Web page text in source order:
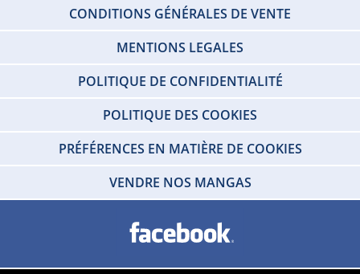
CONDITIONS GÉNÉRALES DE VENTE
MENTIONS LEGALES
POLITIQUE DE CONFIDENTIALITÉ
POLITIQUE DES COOKIES
PRÉFÉRENCES EN MATIÈRE DE COOKIES
VENDRE NOS MANGAS